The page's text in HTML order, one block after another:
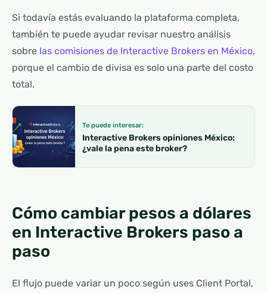
Si todavía estás evaluando la plataforma completa,
también te puede ayudar revisar nuestro análisis
sobre las comisiones de Interactive Brokers en México,
porque el cambio de divisa es solo una parte del costo
total.
Te puede interesar:
Interactive Brokers opiniones México:
¿vale la pena este broker?
Cómo cambiar pesos a dólares
en Interactive Brokers paso a
paso
El flujo puede variar un poco según uses Client Portal,